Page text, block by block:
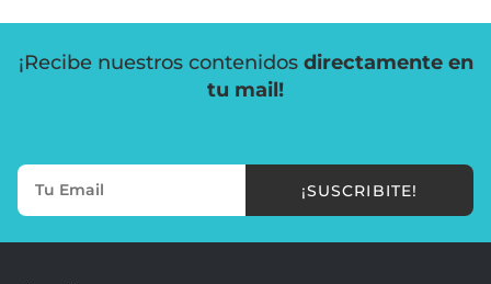
¡Recibe nuestros contenidos directamente en
tu mail!
¡SUSCRIBITE!